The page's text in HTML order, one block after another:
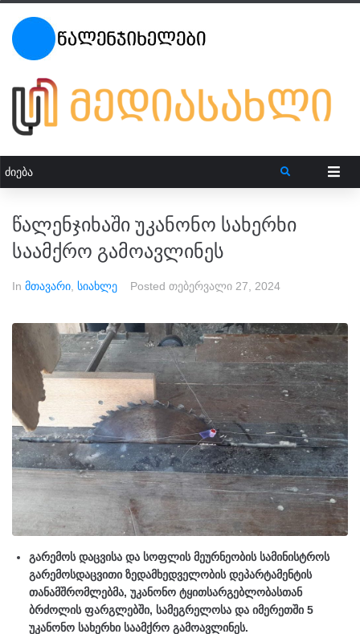
წალენჯიხაში უკანონო სახერხი
საამქრო გამოავლინეს
In მთავარი სიახლე Posted თებერვალი 27, 2024
გარემოს დაცვისა და სოფლის მეურნეობის სამინისტროს
გარემოსდაცვითი ზედამხედველობის დეპარტამენტის
თანამშრომლებმა, უკანონო ტყითსარგებლობასთან
ბრძოლის ფარგლებში, სამეგრელოსა და იმერეთში 5
უკანონო სახერხი საამქრო გამოავლინეს.